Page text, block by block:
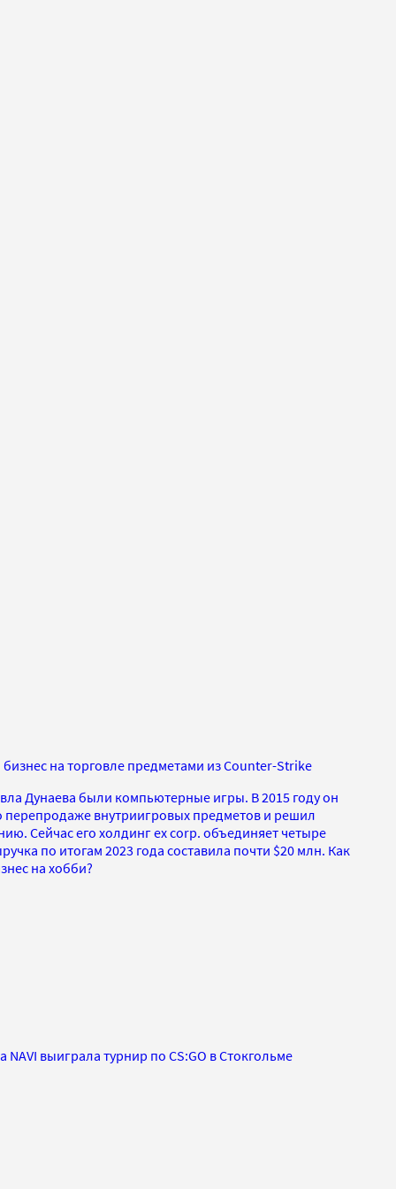
на торговле предметами из Counter-Strike
Дунаева были компьютерные игры. В 2015 году он
внутриигровых предметов и решил
Сейчас его холдинг ex corp. объединяет четыре
по итогам 2023 года составила почти $20 млн. Как
на хобби?
выиграла турнир по CS:GO в Стокгольме